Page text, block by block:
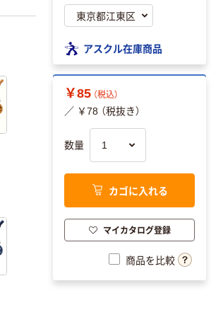
アスクル在庫商品
￥85 （税込）
／ ￥78 （税抜き）
数量
カゴに入れる
マイカタログ登録
商品を比較